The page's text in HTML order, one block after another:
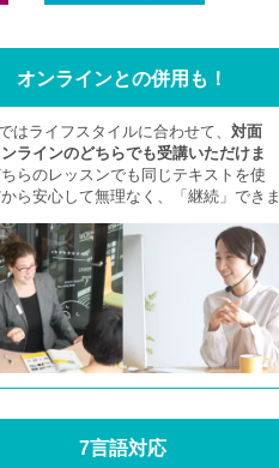
オンラインとの併用も！
はライフスタイルに合わせて、 対面
ラインのどちらでも受講いただけま
らのレッスンでも同じテキストを使
ら安心して無理なく、「継続」できま
7言語対応